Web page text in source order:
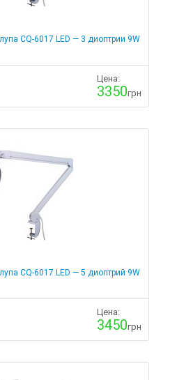
CQ-6017 LED — 3 диоптрии 9W
Цена:
3350грн
CQ-6017 LED — 5 диоптрий 9W
Цена:
3450грн